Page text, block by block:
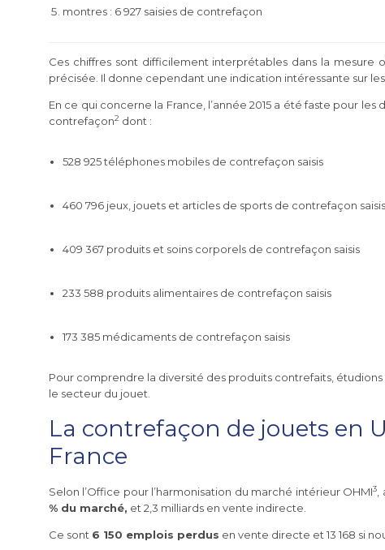
montres : 6 927 saisies de contrefaçon
Ces chiffres sont difficilement interprétables dans la
précisée. Il donne cependant une indication intéressante sur les
En ce qui concerne la France, l’année 2015 a été faste pour
contrefaçon2 dont :
528 925 téléphones mobiles de contrefaçon saisis
460 796 jeux, jouets et articles de sports de contrefaçon saisis
409 367 produits et soins corporels de contrefaçon saisis
233 588 produits alimentaires de contrefaçon saisis
173 385 médicaments de contrefaçon saisis
Pour comprendre la diversité des produits contrefaits,
le secteur du jouet.
La contrefaçon de jouets en
France
Selon l’Office pour l’harmonisation du marché intérieur OHMI3,
% du marché, et 2,3 milliards en vente indirecte.
Ce sont 6 150 emplois perdus en vente directe et 13 168 si